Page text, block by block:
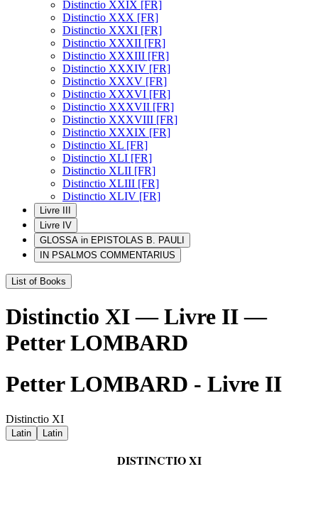
Distinctio XXIX [FR]
Distinctio XXX [FR]
Distinctio XXXI [FR]
Distinctio XXXII [FR]
Distinctio XXXIII [FR]
Distinctio XXXIV [FR]
Distinctio XXXV [FR]
Distinctio XXXVI [FR]
Distinctio XXXVII [FR]
Distinctio XXXVIII [FR]
Distinctio XXXIX [FR]
Distinctio XL [FR]
Distinctio XLI [FR]
Distinctio XLII [FR]
Distinctio XLIII [FR]
Distinctio XLIV [FR]
Livre III
Livre IV
GLOSSA in EPISTOLAS B. PAULI
IN PSALMOS COMMENTARIUS
List of Books
Distinctio XI — Livre II —
Petter LOMBARD
Petter LOMBARD - Livre II
Distinctio XI
Latin Latin
DISTINCTIO XI